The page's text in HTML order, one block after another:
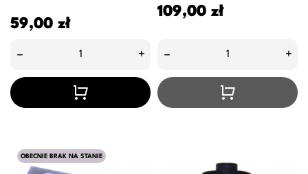
Cena
59,00 zł
– +
Cena
109,00 zł
– +
OBECNIE BRAK NA STANIE